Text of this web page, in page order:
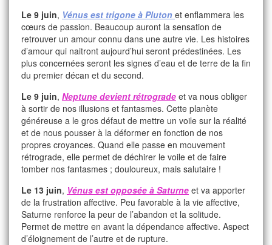
Le 9 juin, Vénus est trigone à Pluton et enflammera les
cœurs de passion. Beaucoup auront la sensation de
retrouver un amour connu dans une autre vie. Les histoires
d’amour qui naitront aujourd’hui seront prédestinées. Les
plus concernées seront les signes d’eau et de terre de la fin
du premier décan et du second.
Le 9 juin, Neptune devient rétrograde et va nous obliger
à sortir de nos illusions et fantasmes. Cette planète
généreuse a le gros défaut de mettre un voile sur la réalité
et de nous pousser à la déformer en fonction de nos
propres croyances. Quand elle passe en mouvement
rétrograde, elle permet de déchirer le voile et de faire
tomber nos fantasmes ; douloureux, mais salutaire !
Le 13 juin, Vénus est opposée à Saturne et va apporter
de la frustration affective. Peu favorable à la vie affective,
Saturne renforce la peur de l’abandon et la solitude.
Permet de mettre en avant la dépendance affective. Aspect
d’éloignement de l’autre et de rupture.